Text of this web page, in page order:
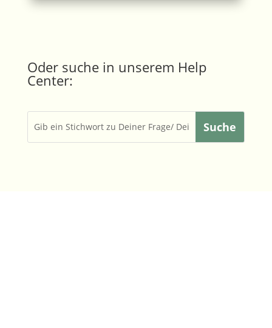
Oder suche in unserem Help
Center: